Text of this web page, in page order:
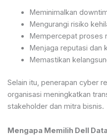
Meminimalkan
Mengurangi risiko
Mempercepat proses
Menjaga reputasi dan
Memastikan
Selain itu, penerapan cyber
organisasi meningkatkan
stakeholder dan mitra bisnis.
Mengapa Memilih Dell